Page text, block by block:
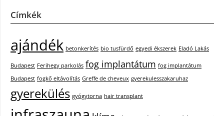
Címkék
ajándék betonkerítés bio tusfürdő egyedi ékszerek Eladó Lakás
Budapest Ferihegy parkolás fog implantátum fog implantátum
Budapest fogkő eltávolítás Greffe de cheveux gyerekulesszakaruhaz
gyerekülés gyógytorna hair transplant